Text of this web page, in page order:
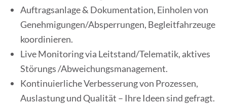
Auftragsanlage & Dokumentation, Einholen von
Genehmigungen/Absperrungen, Begleitfahrzeuge
koordinieren.
Live Monitoring via Leitstand/Telematik, aktives
Störungs /Abweichungsmanagement.
Kontinuierliche Verbesserung von Prozessen,
Auslastung und Qualität – Ihre Ideen sind gefragt.